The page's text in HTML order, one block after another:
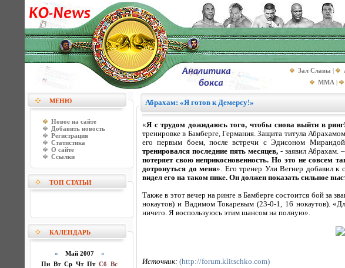
Зал Славы |
MMA |
МЕНЮ
Новое на сайте
Добавить новость
Регистрация
Статистика
О сайте
Ссылки
ТОП СТАТЬИ
КАЛЕНДАРЬ
« Май 2007 »
Пн Вт Ср Чт Пт Сб Вс
Абрахам: «Я готов к Демерсу!»
«Я с трудом дожидаюсь того, чтобы снова выйти в
тренировке в Бамберге, Германия. Защита титула
его первым боем, после встречи с Эдисоном
тренировался последние пять месяцев,- заявил Абрахам. –
потеряет свою неприкосновенность. Но это не
дотронуться до меня». Его тренер Ули Вегнер добавил к
видел его на таком пике. Он должен показать сильное
Также в этот вечер на ринге в Бамберге состоится бой за
нокаутов) и Вадимом Токаревым (23-0-1, 16 нокаутов).
ничего. Я воспользуюсь этим шансом на полную».
Источник: (http://forum.klitschko.com)